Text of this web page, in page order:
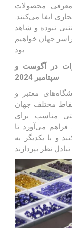
معرفی محصولات
ایفا می‌کنند.
مستثنی نبوده و شاهد
جهان خواهیم
در آگوست و
سپتامبر 2024
و سپتامبر 2024، نمایشگاه‌های معتبر و
مختلف جهان
مناسب برای
فراهم می‌آورد تا
و با یکدیگر به